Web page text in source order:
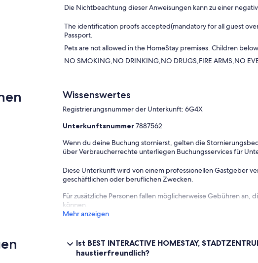
Die Nichtbeachtung dieser Anweisungen kann zu einer
The identification proofs accepted(mandatory for all guest
Passport.
Pets are not allowed in the HomeStay premises. Children
NO SMOKING,NO DRINKING,NO DRUGS,FIRE ARMS,NO
Wissenswertes
Registrierungsnummer der Unterkunft: 6G4X
Unterkunftsnummer7887562
Wenn du deine Buchung stornierst, gelten die
über Verbraucherrechte unterliegen Buchungsservices für
Diese Unterkunft wird von einem professionellen Gastgeber
geschäftlichen oder beruflichen Zwecken.
Für zusätzliche Personen fallen möglicherweise Gebühren
können.
Mehr anzeigen
Ist BEST INTERACTIVE HOMESTAY,
haustierfreundlich?